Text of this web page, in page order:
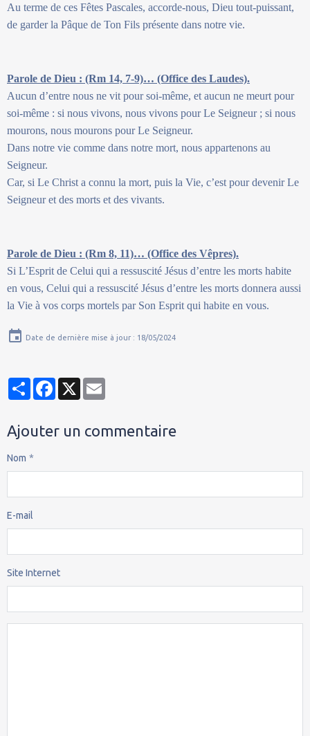
Au terme de ces Fêtes Pascales, accorde-nous, Dieu tout-puissant,
de garder la Pâque de Ton Fils présente dans notre vie.
Parole de Dieu : (Rm 14, 7-9)… (Office des Laudes).
Aucun d’entre nous ne vit pour soi-même, et aucun ne meurt pour
soi-même : si nous vivons, nous vivons pour Le Seigneur ; si nous
mourons, nous mourons pour Le Seigneur.
Dans notre vie comme dans notre mort, nous appartenons au
Seigneur.
Car, si Le Christ a connu la mort, puis la Vie, c’est pour devenir Le
Seigneur et des morts et des vivants.
Parole de Dieu : (Rm 8, 11)… (Office des Vêpres).
Si L’Esprit de Celui qui a ressuscité Jésus d’entre les morts habite
en vous, Celui qui a ressuscité Jésus d’entre les morts donnera aussi
la Vie à vos corps mortels par Son Esprit qui habite en vous.
Date de dernière mise à jour : 18/05/2024
PartagerFacebook
X
Ajouter un commentaire
Nom
E-mail
Site Internet